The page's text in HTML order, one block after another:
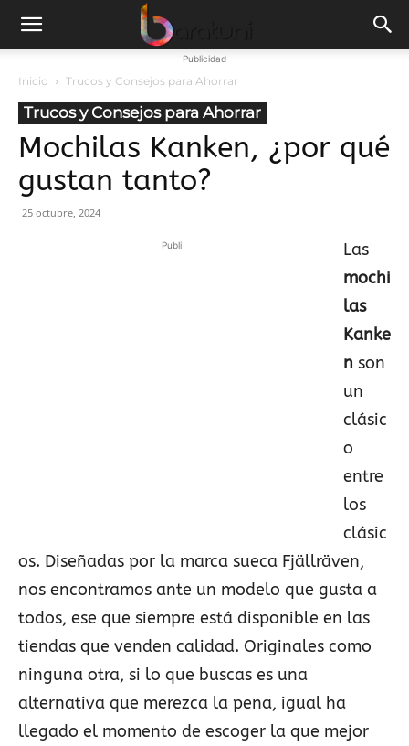
Publicidad
Inicio Trucos y Consejos para Ahorrar
Trucos y Consejos para Ahorrar
Mochilas Kanken, ¿por qué
gustan tanto?
25 octubre, 2024
Publi
Las
mochi
las
Kanke
n son
un
clásic
o
entre
los
clásic
os. Diseñadas por la marca sueca Fjällräven,
nos encontramos ante un modelo que gusta a
todos, ese que siempre está disponible en las
tiendas que venden calidad. Originales como
ninguna otra, si lo que buscas es una
alternativa que merezca la pena, igual ha
llegado el momento de escoger la que mejor